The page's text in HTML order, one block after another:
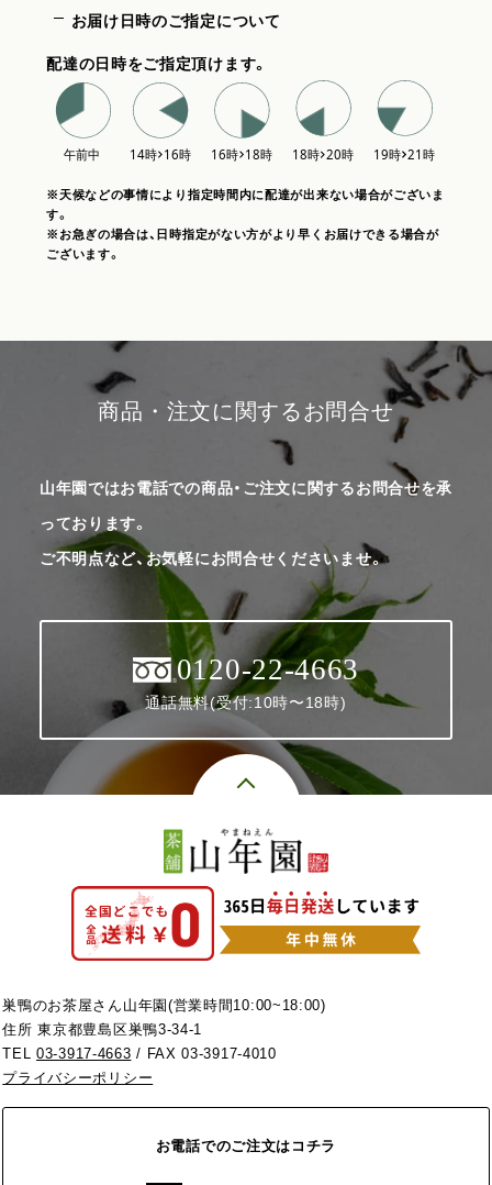
お届け日時のご指定について
配達の日時をご指定頂けます。
※天候などの事情により指定時間内に配達が出来ない場合がございま
す。
※お急ぎの場合は、日時指定がない方がより早くお届けできる場合が
ございます。
商品・注文に関するお問合せ
山年園ではお電話での商品・ご注文に関するお問合せを承
っております。
ご不明点など、お気軽にお問合せくださいませ。
0120-22-4663
通話無料(受付:10時〜18時)
巣鴨のお茶屋さん山年園(営業時間10:00~18:00)
住所 東京都豊島区巣鴨3-34-1
TEL03-3917-4663 / FAX 03-3917-4010
プライバシーポリシー
お電話でのご注文はコチラ